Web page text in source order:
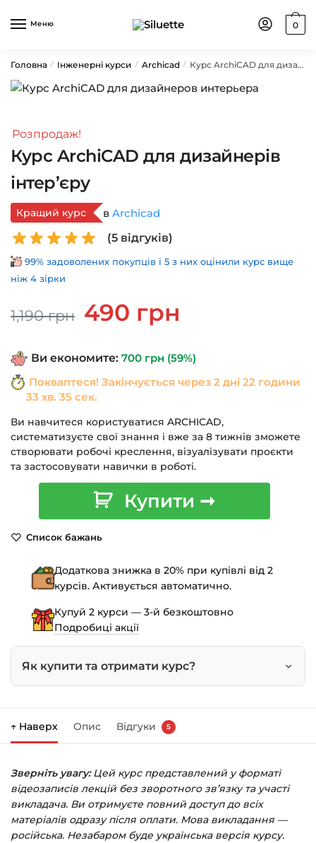
Меню 0
Головна / Інженерні курси / Archicad / Курс ArchiCAD для дизайнерів інтер’єру
Розпродаж!
Курс ArchiCAD для дизайнерів
інтер’єру
Кращий курс в Archicad
(5відгуків)
99% задоволених покупців і 5 з них оцінили курс вище
ніж 4 зірки
1,190грн
Оригінальна
ціна:
490 грн
Ви економите: 700 грн (59%)
Покваптеся! Закінчується через 2 дні 22 години
33 хв. 35 сек.
Ви навчитеся користуватися ARCHICAD,
систематизуєте свої знання і вже за 8 тижнів зможете
створювати робочі креслення, візуалізувати проєкти
та застосовувати навички в роботі.
дизайнерів
кількість
Купити ➞
Список бажань
Додаткова знижка в 20% при купівлі від 2
курсів. Активується автоматично.
Купуй 2 курси — 3-й безкоштовно
Подробиці акції
Як купити та отримати курс?
Праворуч з’явиться кошик — натисніть
Заповніть всі поля (пошта та пароль).
Оплатіть зручним способом (більше 8
способів оплати).
↑ Наверх Опис Відгуки 5
Зверніть увагу:Цей курс представлений у форматі
відеозаписів лекцій без зворотного зв’язку та участі
викладача. Ви отримуєте повний доступ до всіх
матеріалів одразу після оплати. Мова викладання —
російська. Незабаром буде українська версія курсу.